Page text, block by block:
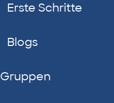
Erste Schritte
Blogs
Gruppen